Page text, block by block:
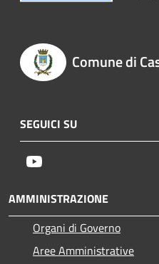
Comune di
SEGUICI SU
AMMINISTRAZIONE
Organi di Governo
Aree Amministrative